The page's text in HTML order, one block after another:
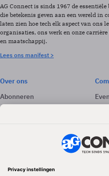
AG Connect is sinds 1967 de
die betekenis geven aan een wereld in
laten zien hoe tech elk aspect van ons
organisaties, ons werk en onze
en maatschappij.
Lees ons manifest >
Over ons
Abonneren
Adverteren
Volg ons